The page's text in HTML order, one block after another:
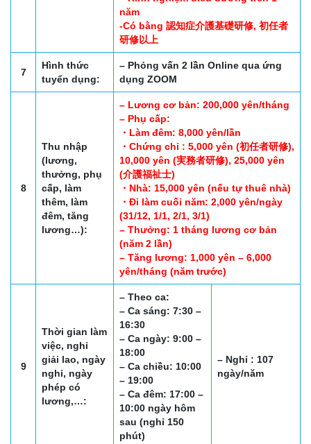
năm
-Có bằng 認知症介護基礎研修, 初任者
研修以上
7
Hình thức
tuyển dụng:
– Phỏng vấn 2 lần Online qua ứng
dụng ZOOM
8
Thu nhập
(lương,
thưởng, phụ
cấp, làm
thêm, làm
đêm, tăng
lương…):
– Lương cơ bản: 200,000 yên/tháng
– Phụ cấp:
・Làm đêm: 8,000 yên/lần
・Chứng chỉ : 5,000 yên (初任者研修),
10,000 yên (実務者研修), 25,000 yên
(介護福祉士)
・Nhà: 15,000 yên (nếu tự thuê nhà)
・Đi làm cuối năm: 2,000 yên/ngày
(31/12, 1/1, 2/1, 3/1)
– Thưởng: 1 tháng lương cơ bản
(năm 2 lần)
– Tăng lương: 1,000 yên – 6,000
yên/tháng (năm trước)
9
Thời gian làm
việc, nghỉ
giải lao, ngày
nghỉ, ngày
phép có
lương,…:
– Theo ca:
– Ca sáng: 7:30 –
16:30
– Ca ngày: 9:00 –
18:00
– Ca chiều: 10:00
– 19:00
– Ca đêm: 17:00 –
10:00 ngày hôm
sau (nghỉ 150
phút)
– Nghỉ : 107
ngày/năm